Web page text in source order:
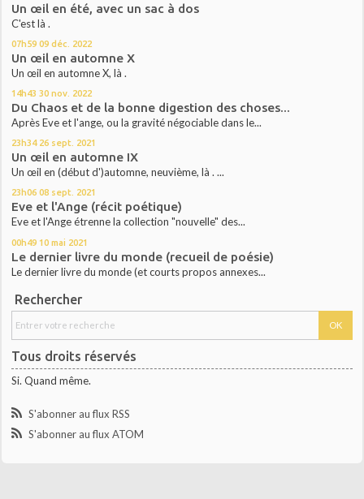
Un œil en été, avec un sac à dos
C'est là .
07h59 09 déc. 2022
Un œil en automne X
Un œil en automne X, là .
14h43 30 nov. 2022
Du Chaos et de la bonne digestion des choses...
Après Eve et l'ange, ou la gravité négociable dans le...
23h34 26 sept. 2021
Un œil en automne IX
Un œil en (début d')automne, neuvième, là . ...
23h06 08 sept. 2021
Eve et l'Ange (récit poétique)
Eve et l'Ange étrenne la collection "nouvelle" des...
00h49 10 mai 2021
Le dernier livre du monde (recueil de poésie)
Le dernier livre du monde (et courts propos annexes...
Rechercher
Tous droits réservés
Si. Quand même.
S'abonner au flux RSS
S'abonner au flux ATOM